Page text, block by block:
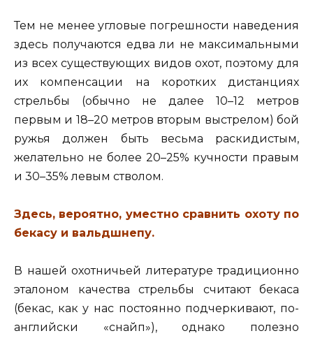
Тем не менее угловые погрешности наведения
здесь получаются едва ли не максимальными
из всех существующих видов охот, поэтому для
их компенсации на коротких дистанциях
стрельбы (обычно не далее 10–12 метров
первым и 18–20 метров вторым выстрелом) бой
ружья должен быть весьма раскидистым,
желательно не более 20–25% кучности правым
и 30–35% левым стволом.
Здесь, вероятно, уместно сравнить охоту по
бекасу и вальдшнепу.
В нашей охотничьей литературе традиционно
эталоном качества стрельбы считают бекаса
(бекас, как у нас постоянно подчеркивают, по-
английски «снайп»), однако полезно